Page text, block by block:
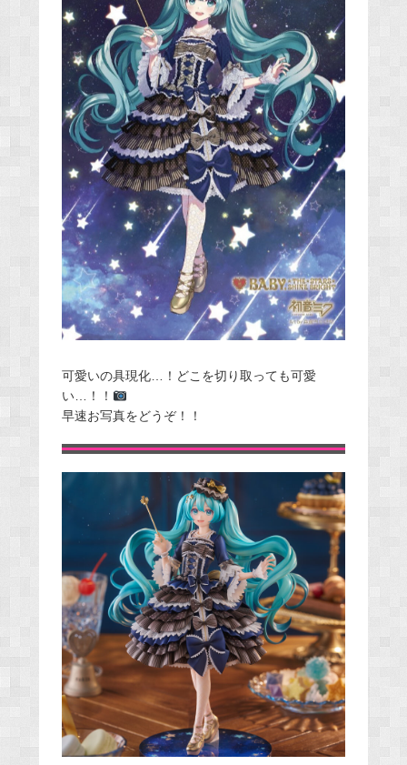
可愛いの具現化…！どこを切り取っても可愛
い…！！
早速お写真をどうぞ！！